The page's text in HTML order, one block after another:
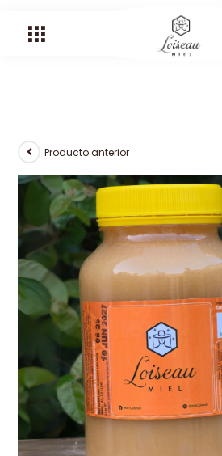
Producto anterior